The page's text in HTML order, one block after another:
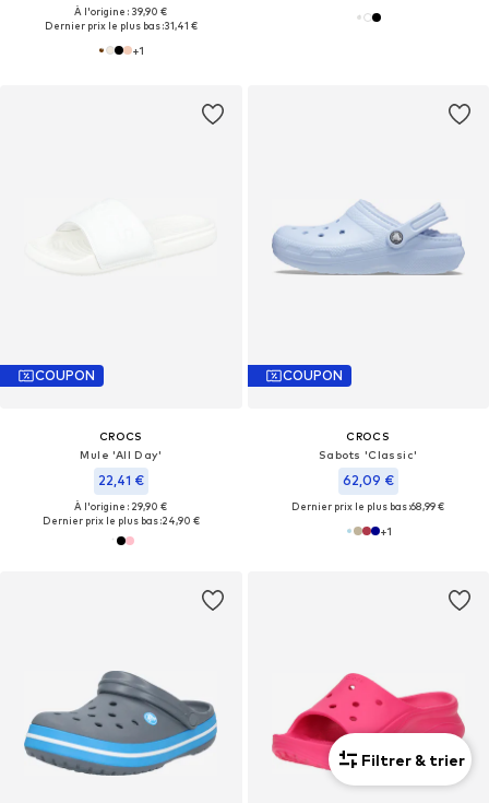
À l'origine : 39,90 €
Dernier prix le plus bas :31,41 €
+1
COUPON
CROCS
Mule 'All Day'
22,41 €
À l'origine : 29,90 €
Dernier prix le plus bas :24,90 €
COUPON
CROCS
Sabots 'Classic'
62,09 €
Dernier prix le plus bas :68,99 €
+1
Filtrer & trier